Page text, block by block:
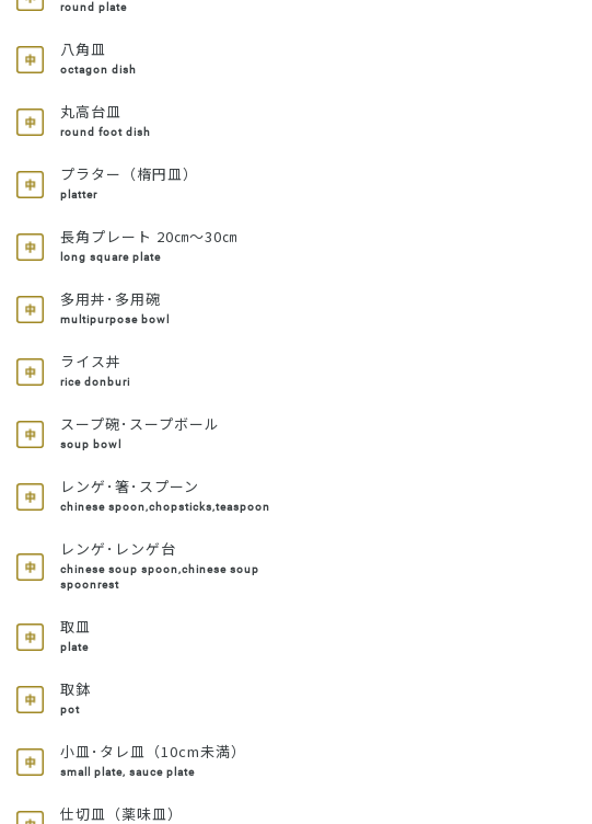
round plate
八角皿
octagon dish
丸高台皿
round foot dish
プラター（楕円皿）
platter
長角プレート 20㎝～30㎝
long square plate
多用丼･多用碗
multipurpose bowl
ライス丼
rice donburi
スープ碗･スープボール
soup bowl
レンゲ･箸･スプーン
chinese spoon,chopsticks,teaspoon
レンゲ･レンゲ台
chinese soup spoon,chinese soup
spoonrest
取皿
plate
取鉢
pot
小皿･タレ皿（10cm未満）
small plate, sauce plate
仕切皿（薬味皿）